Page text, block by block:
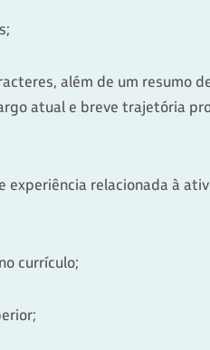
além de um resumo
atual e breve trajetória
experiência relacionada à
currículo;